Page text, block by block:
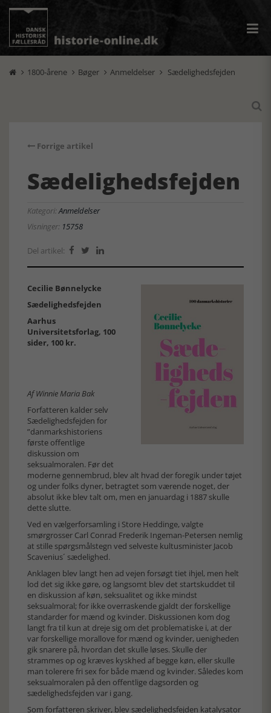
 1800-årene  Bøger  Anmeldelser  Sædelighedsfejden

Forrige artikel
Sædelighedsfejden
Kategori:Anmeldelser
Visninger: 15758
Del artikel:   
Cecilie Bønnelycke
Sædelighedsfejden
Aarhus
Universitetsforlag, 100
sider, 100 kr.
Af Winnie Maria Bak
Forfatteren kalder selv
Sædelighedsfejden for
”danmarkshistoriens
første offentlige
diskussion om
seksualmoralen. Før det
moderne gennembrud, blev alt hvad der foregik under tøjet
og under folks dyner, betragtet som værende noget, der
absolut ikke blev talt om, men en januardag i 1887 skulle
dette slutte.
Ved en vælgerforsamling i Store Heddinge, valgte
smørgrosser Carl Conrad Frederik Ingeman-Petersen nemlig
at stille spørgsmålstegn ved selveste kultusminister Jacob
Scavenius´ sædelighed.
Anklagen blev langt hen ad vejen forsøgt tiet ihjel, men helt
lod det sig ikke gøre, og langsomt blev det startskuddet til
en diskussion af køn, seksualitet og ikke mindst
seksualmoral; for ikke overraskende gjaldt der forskellige
standarder for mænd og kvinder. Diskussionen kom dog
langt fra til kun at dreje sig om det problematiske i, at der
var forskellige morallove for mænd og kvinder, uenigheden
gik snarere på, hvordan det skulle løses. Skulle der
strammes op og kræves kyskhed af begge køn, eller skulle
man tolerere fri sex for både mænd og kvinder. Således kom
seksualmoralen på den offentlige dagsorden og
sædelighedsfejden var i gang.
Som forfatteren skriver, blev sædelighedsfejden katalysator